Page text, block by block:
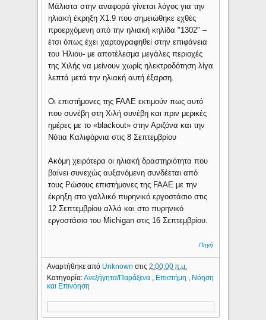
Μάλιστα στην αναφορά γίνεται λόγος για την
ηλιακή έκρηξη X1.9 που σημειώθηκε εχθές
προερχόμενη από την ηλιακή κηλίδα "1302" –
έτσι όπως έχει χαρτογραφηθεί στην επιφάνεια
του Ήλιου- με αποτέλεσμα μεγάλες περιοχές
της Χιλής να μείνουν χωρίς ηλεκτροδότηση λίγα
λεπτά μετά την ηλιακή αυτή έξαρση.
Οι επιστήμονες της FAAE εκτιμούν πως αυτό
που συνέβη στη Χιλή συνέβη και πριν μερικές
ημέρες με το «blackout» στην Αριζόνα και την
Νότια Καλιφόρνια στις 8 Σεπτεμβρίου
Ακόμη χειρότερα οι ηλιακή δραστηριότητα που
βαίνει συνεχώς αυξανόμενη συνδέεται από
τους Ρώσους επιστήμονες της FAAE με την
έκρηξη στο γαλλικό πυρηνικό εργοστάσιο στις
12 Σεπτεμβρίου αλλά και στο πυρηνικό
εργοστάσιο του Michigan στις 16 Σεπτεμβρίου.
Πηγή
Αναρτήθηκε από Unknownστις2:00:00 π.μ.
Κατηγορία:Ανεξήγητα/Παράξενα Επιστήμη
Νόηση
και Επινόηση